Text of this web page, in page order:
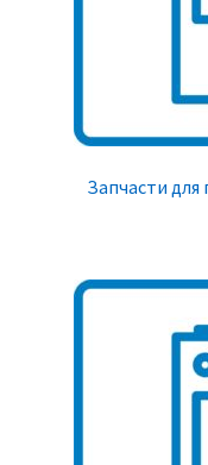
Запчасти для